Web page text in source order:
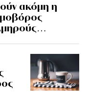
ακόμη η